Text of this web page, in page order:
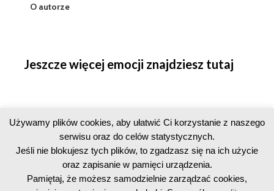
O autorze
Jeszcze więcej emocji znajdziesz tutaj
Używamy plików cookies, aby ułatwić Ci korzystanie z naszego
serwisu oraz do celów statystycznych.
Jeśli nie blokujesz tych plików, to zgadzasz się na ich użycie
oraz zapisanie w pamięci urządzenia.
Pamiętaj, że możesz samodzielnie zarządzać cookies,